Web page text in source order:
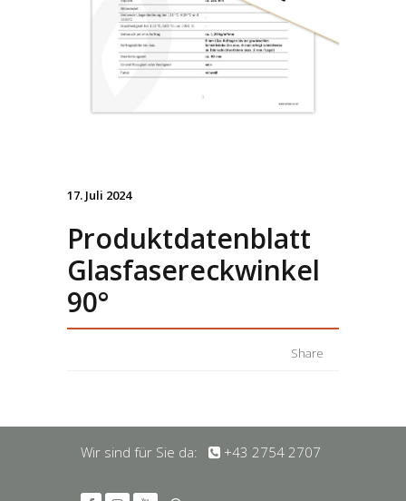
17. Juli 2024
Produktdatenblatt
Glasfasereckwinkel
90°
Share
Wir sind für Sie da: +43 2754 2707